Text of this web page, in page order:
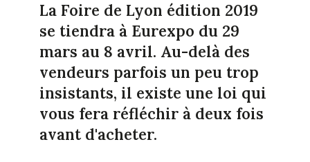
La Foire de Lyon édition 2019
se tiendra à Eurexpo du 29
mars au 8 avril. Au-delà des
vendeurs parfois un peu trop
insistants, il existe une loi qui
vous fera réfléchir à deux fois
avant d'acheter.